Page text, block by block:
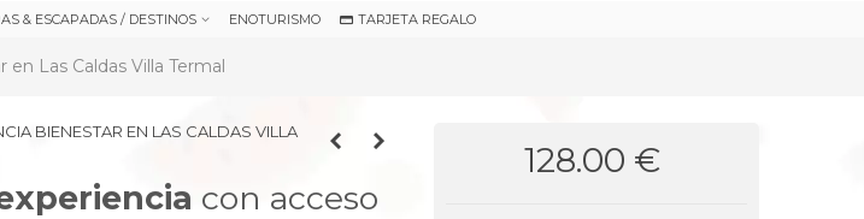
& ESCAPADAS / DESTINOS ENOTURISMO TARJETA REGALO
Las Caldas Villa Termal
BIENESTAR EN LAS CALDAS VILLA
con acceso
128.00 €